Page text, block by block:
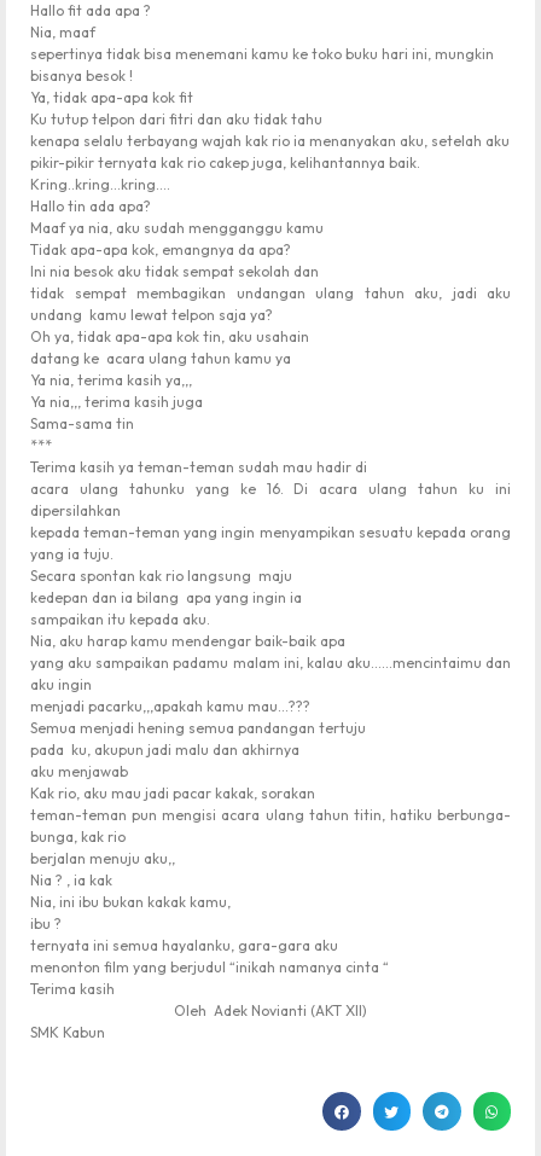
Hallo fit ada apa ?
Nia, maaf
sepertinya tidak bisa menemani kamu ke toko buku hari ini, mungkin
bisanya besok !
Ya, tidak apa-apa kok fit
Ku tutup telpon dari fitri dan aku tidak tahu
kenapa selalu terbayang wajah kak rio ia menanyakan aku, setelah aku
pikir-pikir ternyata kak rio cakep juga, kelihantannya baik.
Kring..kring…kring….
Hallo tin ada apa?
Maaf ya nia, aku sudah mengganggu kamu
Tidak apa-apa kok, emangnya da apa?
Ini nia besok aku tidak sempat sekolah dan
tidak sempat membagikan undangan ulang tahun aku, jadi aku
undang kamu lewat telpon saja ya?
Oh ya, tidak apa-apa kok tin, aku usahain
datang ke acara ulang tahun kamu ya
Ya nia, terima kasih ya,,,
Ya nia,,, terima kasih juga
Sama-sama tin
***
Terima kasih ya teman-teman sudah mau hadir di
acara ulang tahunku yang ke 16. Di acara ulang tahun ku ini
dipersilahkan
kepada teman-teman yang ingin menyampikan sesuatu kepada orang
yang ia tuju.
Secara spontan kak rio langsung maju
kedepan dan ia bilang apa yang ingin ia
sampaikan itu kepada aku.
Nia, aku harap kamu mendengar baik-baik apa
yang aku sampaikan padamu malam ini, kalau aku……mencintaimu dan
aku ingin
menjadi pacarku,,,apakah kamu mau…???
Semua menjadi hening semua pandangan tertuju
pada ku, akupun jadi malu dan akhirnya
aku menjawab
Kak rio, aku mau jadi pacar kakak, sorakan
teman-teman pun mengisi acara ulang tahun titin, hatiku berbunga-
bunga, kak rio
berjalan menuju aku,,
Nia ? , ia kak
Nia, ini ibu bukan kakak kamu,
ibu ?
ternyata ini semua hayalanku, gara-gara aku
menonton film yang berjudul “inikah namanya cinta “
Terima kasih
Oleh Adek Novianti (AKT XII)
SMK Kabun